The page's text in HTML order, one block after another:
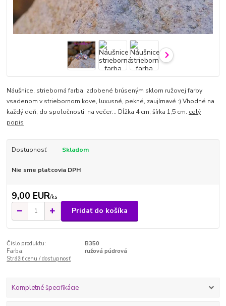
Náušnice, strieborná farba, zdobené brúseným sklom ružovej farby
vsadenom v striebornom kove, luxusné, pekné, zaujímavé :) Vhodné na
každý deň, do spoločnosti, na večer... Dĺžka 4 cm, šírka 1,5 cm. celý
popis
Dostupnosť Skladom
Nie sme platcovia DPH
9,00 EUR/ks
Pridať do košíka
Číslo produktu:
B350
Farba:
ružová púdrová
Strážiť cenu / dostupnosť
Kompletné špecifikácie